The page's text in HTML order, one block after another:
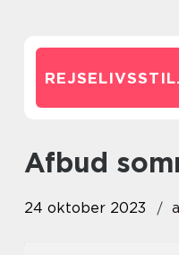
REJSELIVSSTIL.
afbud
24 oktober 2023